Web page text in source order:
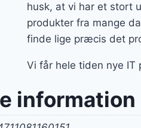
husk, at vi har et stort
produkter fra mange
finde lige præcis det
Vi får hele tiden nye IT
information